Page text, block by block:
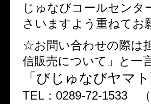
じゅなびコールセンタ
さいますよう重ねてお
☆お問い合わせの際は
信販売について」と一
「びじゅなびヤマ
TEL：0289-72-1533